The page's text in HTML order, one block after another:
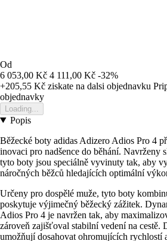
Od
6 053,00 Kč 4 111,00 Kč -32%
+205,55 Kč ziskate na dalsi objednavku
objednavky
Loading...
Popis
Běžecké boty adidas Adizero Adios Pro 4
inovaci pro nadšence do běhání. Navrženy
tyto boty jsou speciálně vyvinuty tak, aby
náročných běžců hledajících optimální
Určeny pro dospělé muže, tyto boty
poskytuje výjimečný běžecký zážitek.
Adios Pro 4 je navržen tak, aby
zároveň zajišťoval stabilní vedení na
umožňují dosahovat ohromujících rychlostí